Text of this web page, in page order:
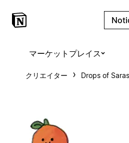
マーケットプレイス
クリエイター Drops of Saras